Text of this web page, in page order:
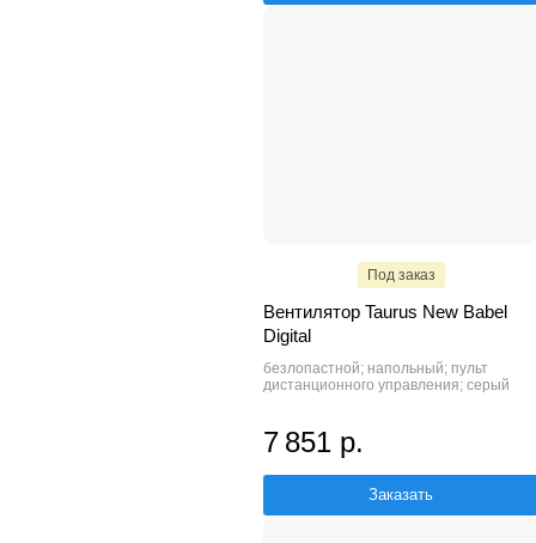
Под заказ
Вентилятор Taurus New Babel
Digital
безлопастной; напольный; пульт
дистанционного управления; серый
7 851 р.
Заказать